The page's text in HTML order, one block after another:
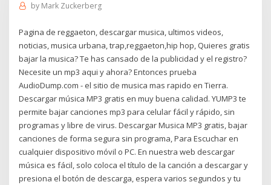
by Mark Zuckerberg
Pagina de reggaeton, descargar musica, ultimos videos,
noticias, musica urbana, trap,reggaeton,hip hop, Quieres gratis
bajar la musica? Te has cansado de la publicidad y el registro?
Necesite un mp3 aqui y ahora? Entonces prueba
AudioDump.com - el sitio de musica mas rapido en Tierra.
Descargar música MP3 gratis en muy buena calidad. YUMP3 te
permite bajar canciones mp3 para celular fácil y rápido, sin
programas y libre de virus. Descargar Musica MP3 gratis, bajar
canciones de forma segura sin programa, Para Escuchar en
cualquier dispositivo móvil o PC. En nuestra web descargar
música es fácil, solo coloca el título de la canción a descargar y
presiona el botón de descarga, espera varios segundos y tu